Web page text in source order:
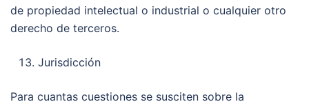
de propiedad intelectual o industrial o cualquier otro
derecho de terceros.
Jurisdicción
Para cuantas cuestiones se susciten sobre la